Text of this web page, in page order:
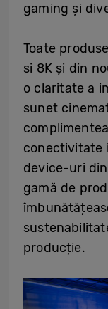
gaming și
Toate
si 8K și din
o claritate a
sunet
conectivitate
device-uri
gamă de
producție.